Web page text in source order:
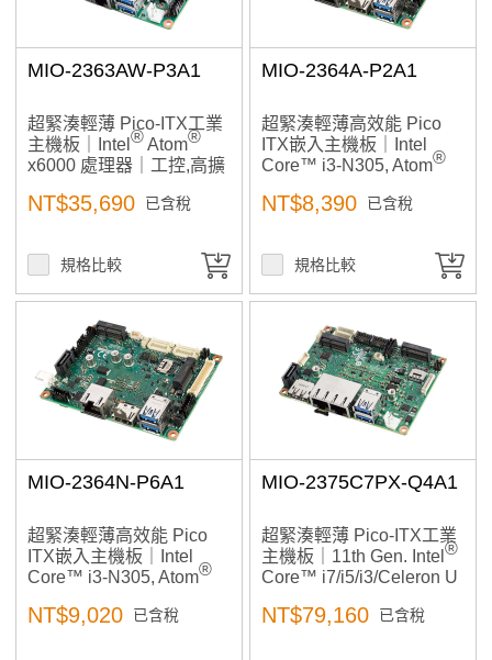
A to Z
MIO-2363AW-P3A1
超緊湊輕薄 Pico-ITX工業
主機板｜Intel®Atom®
x6000 處理器｜工控,高擴
值的低功耗首選
NT$35,690 已含稅
規格比較
MIO-2364A-P2A1
超緊湊輕薄高效能 Pico
ITX嵌入主機板｜Intel
Core™ i3-N305, Atom®
自動化、小型工作站、高
NT$8,390 已含稅
規格比較
MIO-2364N-P6A1
超緊湊輕薄高效能 Pico
ITX嵌入主機板｜Intel
Core™ i3-N305, Atom®
自動化、小型工作站、高
NT$9,020 已含稅
MIO-2375C7PX-Q4A1
超緊湊輕薄 Pico-ITX工業
主機板｜11th Gen. Intel ®
Core™ i7/i5/i3/Celeron U
耗適合高效能嵌入式影像
NT$79,160 已含稅